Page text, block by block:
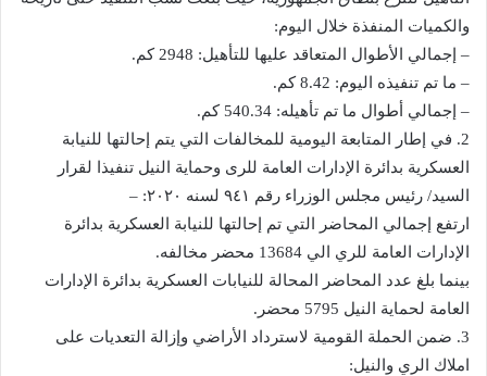
والكميات المنفذة خلال اليوم:
– إجمالي الأطوال المتعاقد عليها للتأهيل: 2948 كم.
– ما تم تنفيذه اليوم: 8.42 كم.
– إجمالي أطوال ما تم تأهيله: 540.34 كم.
2. في إطار المتابعة اليومية للمخالفات التي يتم إحالتها للنيابة
العسكرية بدائرة الإدارات العامة للرى وحماية النيل تنفيذا لقرار
السيد/ رئيس مجلس الوزراء رقم ٩٤١ لسنه ٢٠٢٠: –
ارتفع إجمالي المحاضر التي تم إحالتها للنيابة العسكرية بدائرة
الإدارات العامة للري الي 13684 محضر مخالفه.
بينما بلغ عدد المحاضر المحالة للنيابات العسكرية بدائرة الإدارات
العامة لحماية النيل 5795 محضر.
3. ضمن الحملة القومية لاسترداد الأراضي وإزالة التعديات على
املاك الري والنيل: